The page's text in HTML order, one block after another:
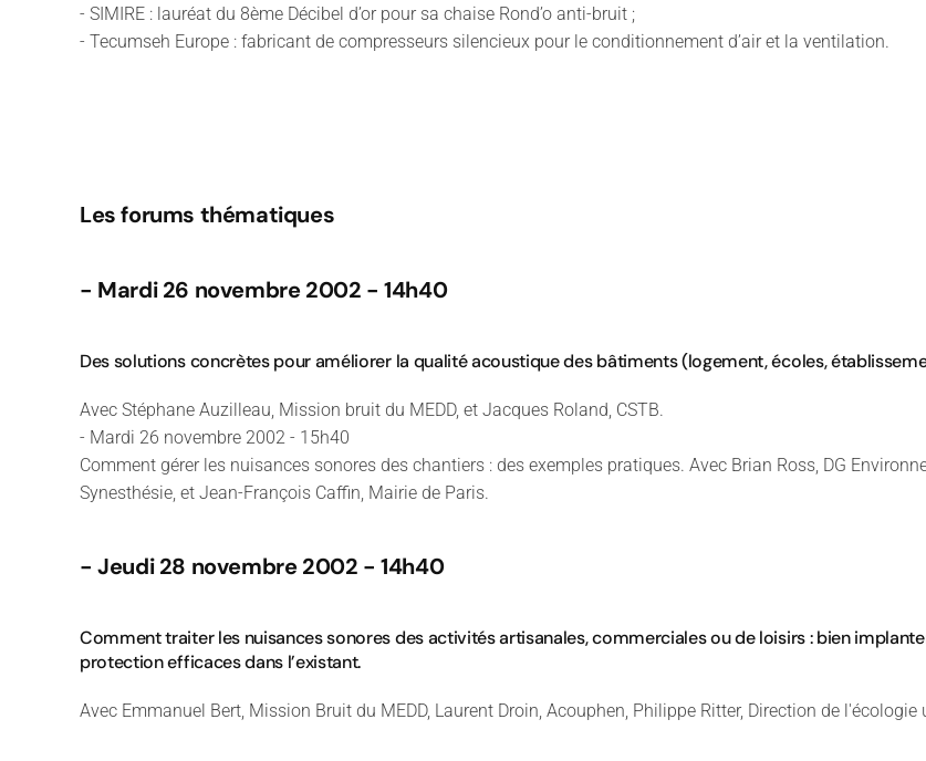
- SIMIRE : lauréat du 8ème Décibel d’or pour sa chaise Rond’o anti-bruit ;
- Tecumseh Europe : fabricant de compresseurs silencieux pour le conditionnement d’air et la ventilation.
Les forums thématiques
- Mardi 26 novembre 2002 - 14h40
Des solutions concrètes pour améliorer la qualité acoustique des bâtiments (logement, écoles,
Avec Stéphane Auzilleau, Mission bruit du MEDD, et Jacques Roland, CSTB.
- Mardi 26 novembre 2002 - 15h40
Comment gérer les nuisances sonores des chantiers : des exemples pratiques. Avec Brian Ross, DG
Synesthésie, et Jean-François Caffin, Mairie de Paris.
- Jeudi 28 novembre 2002 - 14h40
Comment traiter les nuisances sonores des activités artisanales, commerciales ou de loisirs : bien
protection efficaces dans l’existant.
Avec Emmanuel Bert, Mission Bruit du MEDD, Laurent Droin, Acouphen, Philippe Ritter, Direction de l'écologie